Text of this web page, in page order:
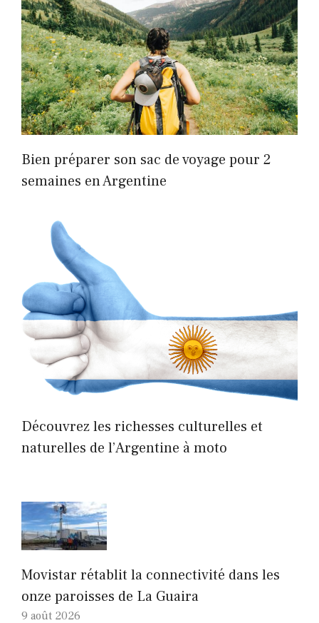
Bien préparer son sac de voyage pour 2
semaines en Argentine
Découvrez les richesses culturelles et
naturelles de l’Argentine à moto
Movistar rétablit la connectivité dans les
onze paroisses de La Guaira
9 août 2026